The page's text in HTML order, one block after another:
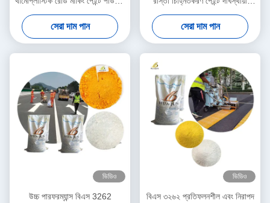
- দ্রুত শুকানোর (কম 3 মিনিট) 25kg /
ব্যাগ
সেরা দাম পান
চিহ্নগুলির জন্য টেকসই এবং পরিবেশ
বান্ধব
সেরা দাম পান
ভিডিও
উচ্চ পারফরম্যান্স বিএস 3262
ভিডিও
বিএস ৩২৬২ প্রতিফলনশীল এবং নিরাপদ